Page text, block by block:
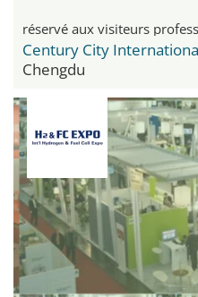
réservé aux visiteurs
Century City
Chengdu